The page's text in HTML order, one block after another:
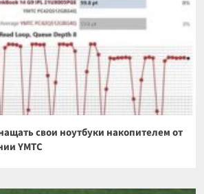
свои ноутбуки накопителем от
YMTC